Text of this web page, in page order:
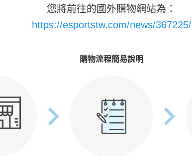
您將前往的國外購物網站為：
https://esportstw.com/news/367225/
購物流程簡易說明